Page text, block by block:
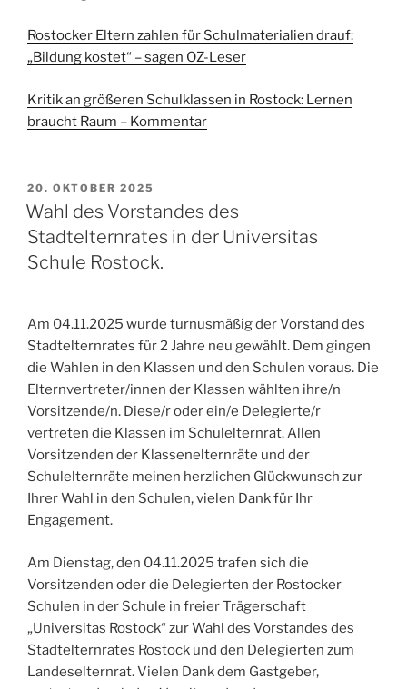
Rostocker Eltern zahlen für Schulmaterialien drauf:
„Bildung kostet“ – sagen OZ-Leser
Kritik an größeren Schulklassen in Rostock: Lernen
braucht Raum – Kommentar
VERÖFFENTLICHT
AM
20. OKTOBER 2025
Wahl des Vorstandes des
Stadtelternrates in der Universitas
Schule Rostock.
Am 04.11.2025 wurde turnusmäßig der Vorstand des
Stadtelternrates für 2 Jahre neu gewählt. Dem gingen
die Wahlen in den Klassen und den Schulen voraus. Die
Elternvertreter/innen der Klassen wählten ihre/n
Vorsitzende/n. Diese/r oder ein/e Delegierte/r
vertreten die Klassen im Schulelternrat. Allen
Vorsitzenden der Klassenelternräte und der
Schulelternräte meinen herzlichen Glückwunsch zur
Ihrer Wahl in den Schulen, vielen Dank für Ihr
Engagement.
Am Dienstag, den 04.11.2025 trafen sich die
Vorsitzenden oder die Delegierten der Rostocker
Schulen in der Schule in freier Trägerschaft
„Universitas Rostock“ zur Wahl des Vorstandes des
Stadtelternrates Rostock und den Delegierten zum
Landeselternrat. Vielen Dank dem Gastgeber,